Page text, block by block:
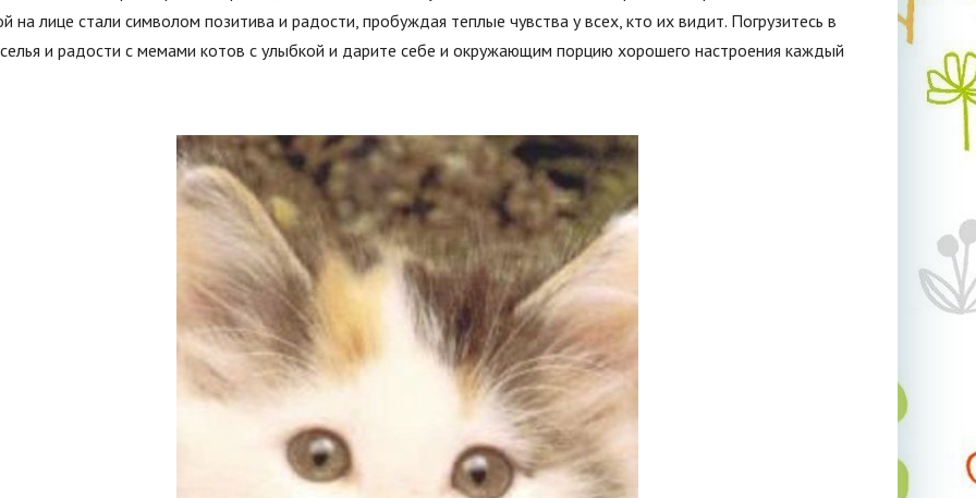
на лице стали символом позитива и радости, пробуждая теплые чувства у всех, кто их видит. Погрузитесь в
и радости с мемами котов с улыбкой и дарите себе и окружающим порцию хорошего настроения каждый